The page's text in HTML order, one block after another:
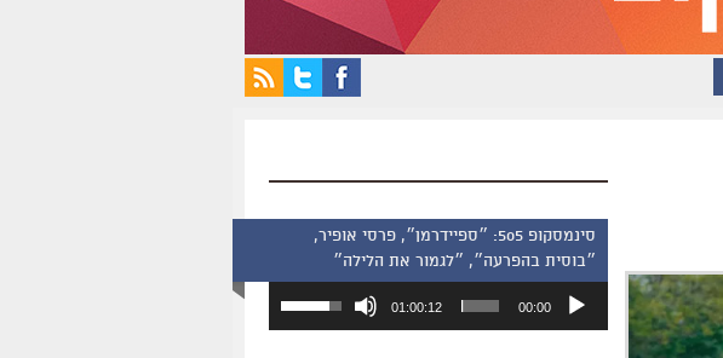
סינמסקופ 505: ״ספיידרמן״, פרסי אופיר,
״בוסית בהפרעה״, ״לגמור את הלילה״
אודיו
00:00
01:00:12
השתמש